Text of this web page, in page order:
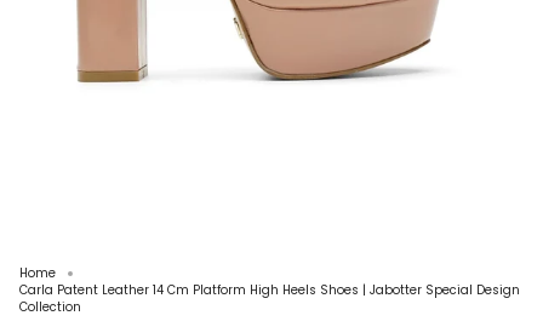
Home
Carla Patent Leather 14 Cm Platform High Heels Shoes | Jabotter Special Design
Collection